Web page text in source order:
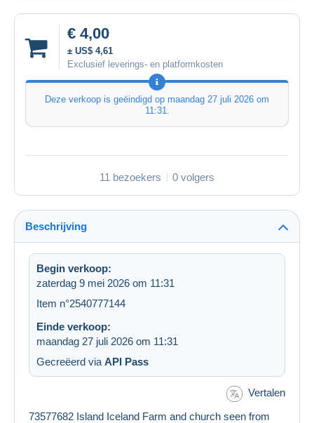
€ 4,00
± US$ 4,61
Exclusief leverings- en platformkosten
Deze verkoop is geëindigd op maandag 27 juli 2026 om
11:31.
11 bezoekers 0 volgers
Beschrijving
Begin verkoop:
zaterdag 9 mei 2026 om 11:31
Item n°2540777144
Einde verkoop:
maandag 27 juli 2026 om 11:31
Gecreëerd via API Pass
Vertalen
73577682 Island Iceland Farm and church seen from